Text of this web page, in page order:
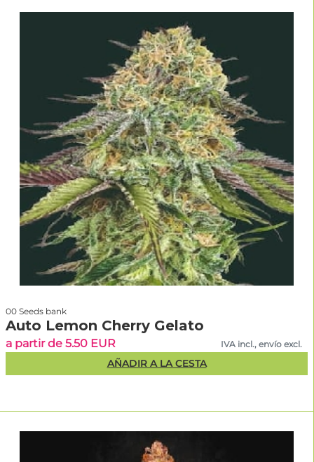
00 Seeds bank
Auto Lemon Cherry Gelato
a partir de 5.50 EUR IVA incl., envío excl.
AÑADIR A LA CESTA